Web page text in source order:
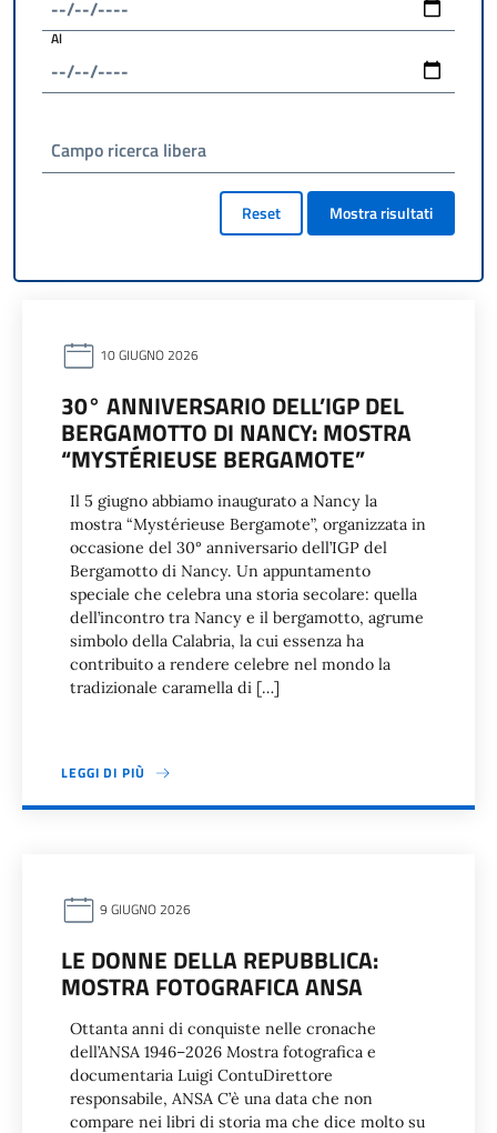
Al
Campo ricerca libera
Reset Mostra risultati
10 GIUGNO 2026
30° ANNIVERSARIO DELL’IGP DEL
BERGAMOTTO DI NANCY: MOSTRA
“MYSTÉRIEUSE BERGAMOTE”
Il 5 giugno abbiamo inaugurato a Nancy la
mostra “Mystérieuse Bergamote”, organizzata in
occasione del 30° anniversario dell’IGP del
Bergamotto di Nancy. Un appuntamento
speciale che celebra una storia secolare: quella
dell’incontro tra Nancy e il bergamotto, agrume
simbolo della Calabria, la cui essenza ha
contribuito a rendere celebre nel mondo la
tradizionale caramella di […]
LEGGI DI PIÙ
9 GIUGNO 2026
LE DONNE DELLA REPUBBLICA:
MOSTRA FOTOGRAFICA ANSA
Ottanta anni di conquiste nelle cronache
dell’ANSA 1946–2026 Mostra fotografica e
documentaria Luigi ContuDirettore
responsabile, ANSA C’è una data che non
compare nei libri di storia ma che dice molto su